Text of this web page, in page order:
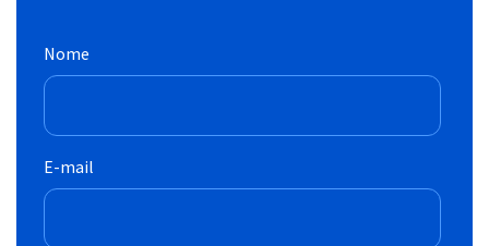
Nome
E-mail